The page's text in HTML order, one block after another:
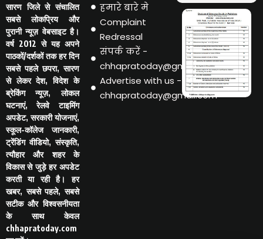
सारण जिले से संचालित
सबसे लोकप्रिय और
पुरानी न्यूज़ वेबसाइट है।
वर्ष 2012 से यह अपने
पाठकों/दर्शकों तक हर दिन
सबसे पहले छपरा, सारण
से लेकर देश, विदेश के
ब्रेकिंग न्यूज़, लोकल
घटनाएं, रेलवे टाइमिंग
अपडेट, सरकारी योजनाएं,
स्कूल-कॉलेज जानकारी,
ट्रेंडिंग वीडियो, संस्कृति,
त्यौहार और शहर के
विकास से जुड़े हर अपडेट
करती या रही है। हर
खबर, सबसे पहले, सबसे
सटीक और विश्वसनीयता
के साथ केवल
chhapratoday.com
हमारे बारे मे
Complaint
Redressal
संपर्क करें -
chhapratoday@gmail.com
Advertise with us -
chhapratoday@gmail.com